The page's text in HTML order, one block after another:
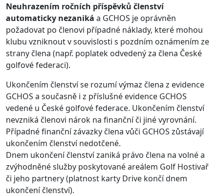
Neuhrazením ročních příspěvků členství
automaticky nezaniká a GCHOS je oprávněn
požadovat po členovi případné náklady, které mohou
klubu vzniknout v souvislosti s pozdním oznámením ze
strany člena (např. poplatek odvedený za člena České
golfové federaci).
Ukončením členství se rozumí výmaz člena z evidence
GCHOS a současně i z příslušné evidence GCHOS
vedené u České golfové federace. Ukončením členství
nevzniká členovi nárok na finanční či jiné vyrovnání.
Případné finanční závazky člena vůči GCHOS zůstávají
ukončením členství nedotčené.
Dnem ukončení členství zaniká právo člena na volné a
zvýhodněné služby poskytované areálem Golf Hostivař
či jeho partnery (platnost karty Drive končí dnem
ukončení členství).